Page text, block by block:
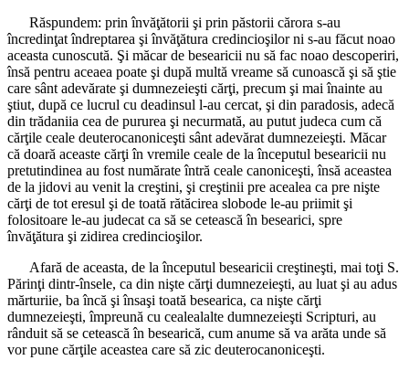
Răspundem: prin învăţătorii şi prin păstorii cărora s-au
încredinţat îndreptarea şi învăţătura credincioşilor ni s-au făcut noao
aceasta cunoscută. Şi măcar de besearicii nu să fac noao descoperiri,
însă pentru aceaea poate şi după multă vreame să cunoască şi să ştie
care sânt adevărate şi dumnezeieşti cărţi, precum şi mai înainte au
ştiut, după ce lucrul cu deadinsul l-au cercat, şi din paradosis, adecă
din trădaniia cea de pururea şi necurmată, au putut judeca cum că
cărţile ceale deuterocanoniceşti sânt adevărat dumnezeieşti. Măcar
că doară aceaste cărţi în vremile ceale de la începutul besearicii nu
pretutindinea au fost numărate întră ceale canoniceşti, însă aceastea
de la jidovi au venit la creştini, şi creştinii pre acealea ca pre nişte
cărţi de tot eresul şi de toată rătăcirea slobode le-au priimit şi
folositoare le-au judecat ca să se cetească în besearici, spre
învăţătura şi zidirea credincioşilor.
Afară de aceasta, de la începutul besearicii creştineşti, mai toţi S.
Părinţi dintr-însele, ca din nişte cărţi dumnezeieşti, au luat şi au adus
mărturiie, ba încă şi însaşi toată besearica, ca nişte cărţi
dumnezeieşti, împreună cu cealealalte dumnezeieşti Scripturi, au
rânduit să se cetească în besearică, cum anume să va arăta unde să
vor pune cărţile aceastea care să zic deuterocanoniceşti.